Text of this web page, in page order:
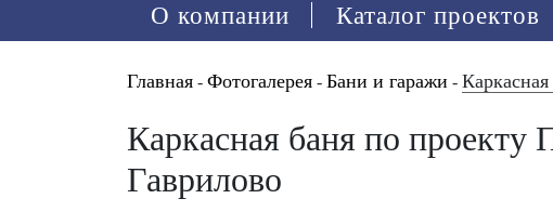
О компании Каталог проектов
Главная - Фотогалерея - Бани и гаражи -
Каркасная баня по проекту
Гаврилово